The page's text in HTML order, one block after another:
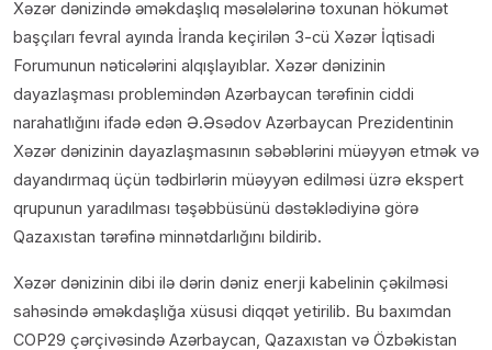
Xəzər dənizində əməkdaşlıq məsələlərinə toxunan hökumət
başçıları fevral ayında İranda keçirilən 3-cü Xəzər İqtisadi
Forumunun nəticələrini alqışlayıblar. Xəzər dənizinin
dayazlaşması problemindən Azərbaycan tərəfinin ciddi
narahatlığını ifadə edən Ə.Əsədov Azərbaycan Prezidentinin
Xəzər dənizinin dayazlaşmasının səbəblərini müəyyən etmək və
dayandırmaq üçün tədbirlərin müəyyən edilməsi üzrə ekspert
qrupunun yaradılması təşəbbüsünü dəstəklədiyinə görə
Qazaxıstan tərəfinə minnətdarlığını bildirib.
Xəzər dənizinin dibi ilə dərin dəniz enerji kabelinin çəkilməsi
sahəsində əməkdaşlığa xüsusi diqqət yetirilib. Bu baxımdan
COP29 çərçivəsində Azərbaycan, Qazaxıstan və Özbəkistan